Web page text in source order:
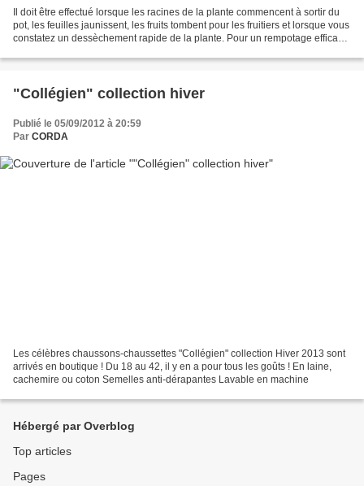
Il doit être effectué lorsque les racines de la plante commencent à sortir du
pot, les feuilles jaunissent, les fruits tombent pour les fruitiers et lorsque vous
constatez un dessèchement rapide de la plante. Pour un rempotage efficace
"Collégien" collection hiver
Publié le 05/09/2012 à 20:59
Par CORDA
Les célèbres chaussons-chaussettes "Collégien" collection Hiver 2013 sont
arrivés en boutique ! Du 18 au 42, il y en a pour tous les goûts ! En laine,
cachemire ou coton Semelles anti-dérapantes Lavable en machine
Hébergé par Overblog
Top articles
Pages